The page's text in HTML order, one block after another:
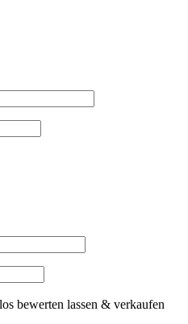
bewerten lassen & verkaufen